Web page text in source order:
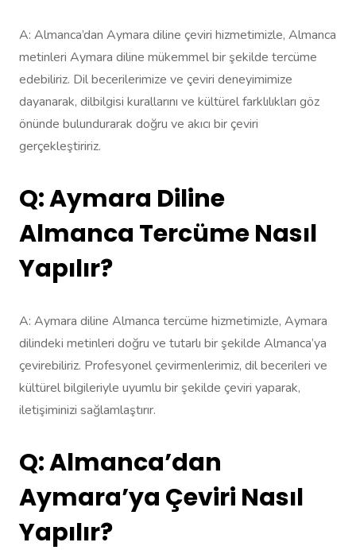
A: Almanca’dan Aymara diline çeviri hizmetimizle, Almanca
metinleri Aymara diline mükemmel bir şekilde tercüme
edebiliriz. Dil becerilerimize ve çeviri deneyimimize
dayanarak, dilbilgisi kurallarını ve kültürel farklılıkları göz
önünde bulundurarak doğru ve akıcı bir çeviri
gerçekleştiririz.
Q: Aymara Diline
Almanca Tercüme Nasıl
Yapılır?
A: Aymara diline Almanca tercüme hizmetimizle, Aymara
dilindeki metinleri doğru ve tutarlı bir şekilde Almanca’ya
çevirebiliriz. Profesyonel çevirmenlerimiz, dil becerileri ve
kültürel bilgileriyle uyumlu bir şekilde çeviri yaparak,
iletişiminizi sağlamlaştırır.
Q: Almanca’dan
Aymara’ya Çeviri Nasıl
Yapılır?